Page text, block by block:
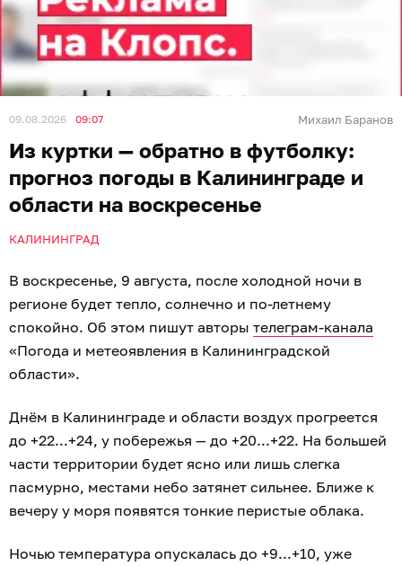
09.08.2026 09:07 Михаил Баранов
Из куртки — обратно в футболку:
прогноз погоды в Калининграде и
области на воскресенье
КАЛИНИНГРАД
В воскресенье, 9 августа, после холодной ночи в
регионе будет тепло, солнечно и по-летнему
спокойно. Об этом пишут авторы телеграм-канала
«Погода и метеоявления в Калининградской
области».
Днём в Калининграде и области воздух прогреется
до +22...+24, у побережья — до +20...+22. На большей
части территории будет ясно или лишь слегка
пасмурно, местами небо затянет сильнее. Ближе к
вечеру у моря появятся тонкие перистые облака.
Ночью температура опускалась до +9...+10, уже